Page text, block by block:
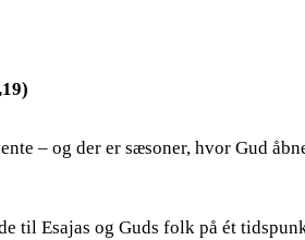
– og der er sæsoner, hvor Gud
til Esajas og Guds folk på ét